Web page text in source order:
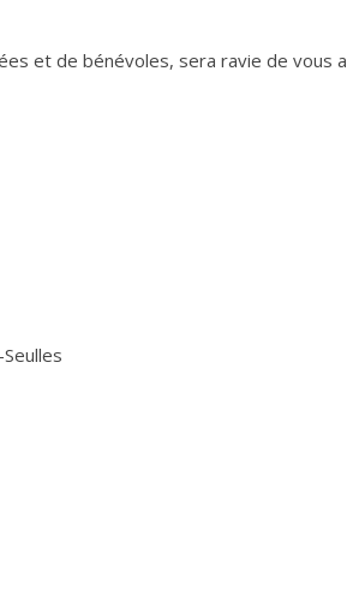
et de bénévoles, sera ravie de vous